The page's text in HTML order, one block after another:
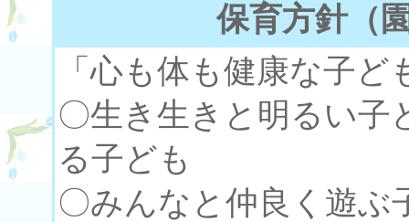
保育方針（
「心も体も健康な子ど
〇生き生きと明
る子ども
〇みんなと仲良く